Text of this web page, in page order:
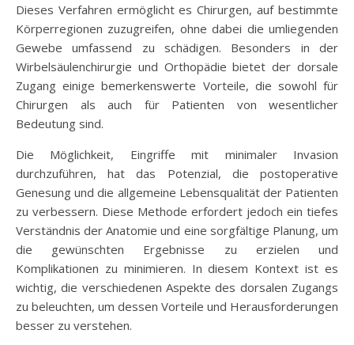
Dieses Verfahren ermöglicht es Chirurgen, auf bestimmte
Körperregionen zuzugreifen, ohne dabei die umliegenden
Gewebe umfassend zu schädigen. Besonders in der
Wirbelsäulenchirurgie und Orthopädie bietet der dorsale
Zugang einige bemerkenswerte Vorteile, die sowohl für
Chirurgen als auch für Patienten von wesentlicher
Bedeutung sind.
Die Möglichkeit, Eingriffe mit minimaler Invasion
durchzuführen, hat das Potenzial, die postoperative
Genesung und die allgemeine Lebensqualität der Patienten
zu verbessern. Diese Methode erfordert jedoch ein tiefes
Verständnis der Anatomie und eine sorgfältige Planung, um
die gewünschten Ergebnisse zu erzielen und
Komplikationen zu minimieren. In diesem Kontext ist es
wichtig, die verschiedenen Aspekte des dorsalen Zugangs
zu beleuchten, um dessen Vorteile und Herausforderungen
besser zu verstehen.